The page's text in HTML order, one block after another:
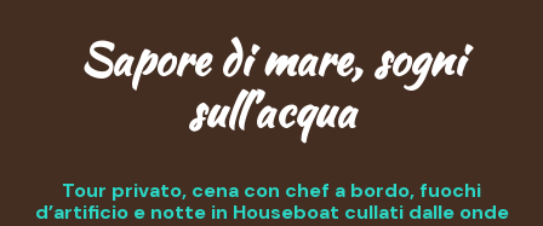
Sapore di mare, sogni
sull’acqua
Tour privato, cena con chef a bordo, fuochi
d’artificio e notte in Houseboat cullati dalle onde